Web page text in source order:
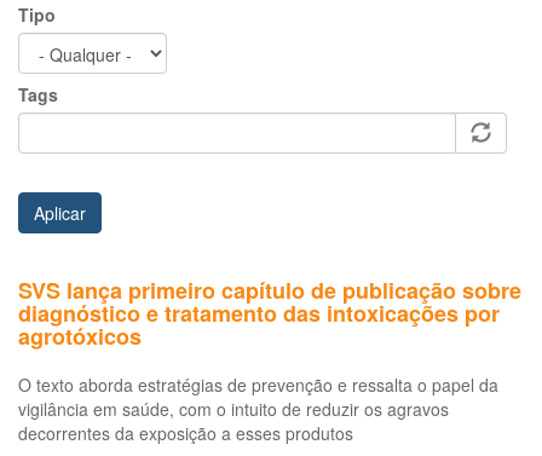
Tipo
Tags
Aplicar
SVS lança primeiro capítulo de publicação sobre
diagnóstico e tratamento das intoxicações por
agrotóxicos
O texto aborda estratégias de prevenção e ressalta o papel da
vigilância em saúde, com o intuito de reduzir os agravos
decorrentes da exposição a esses produtos